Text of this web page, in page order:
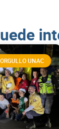
ORGULLO UNAC